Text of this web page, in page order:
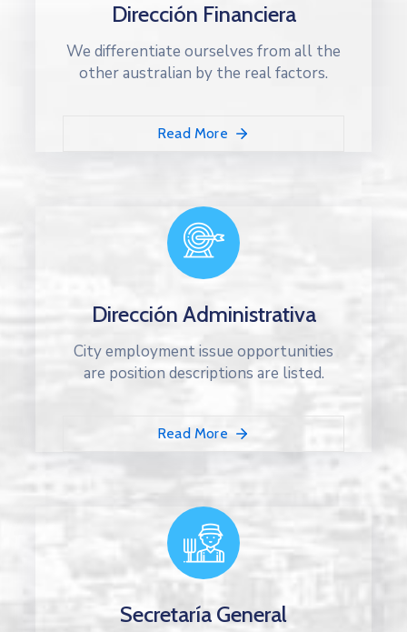
Dirección Financiera
We differentiate ourselves from all the
other australian by the real factors.
Read More
Dirección Administrativa
City employment issue opportunities
are position descriptions are listed.
Read More
Secretaría General